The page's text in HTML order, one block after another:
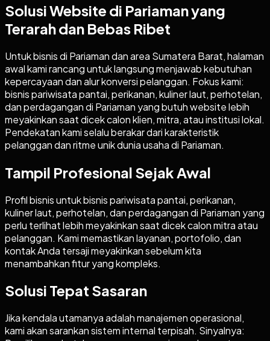
Solusi Website di Pariaman yang
Terarah dan Bebas Ribet
Untuk bisnis di Pariaman dan area Sumatera Barat, halaman
awal kami rancang untuk langsung menjawab kebutuhan
kepercayaan dan alur konversi pelanggan. Fokus kami:
bisnis pariwisata pantai, perikanan, kuliner laut, perhotelan,
dan perdagangan di Pariaman yang butuh website lebih
meyakinkan saat dicek calon klien, mitra, atau institusi lokal.
Pendekatan kami selalu berakar dari karakteristik
pelanggan dan ritme unik dunia usaha di Pariaman.
Tampil Profesional Sejak Awal
Profil bisnis untuk bisnis pariwisata pantai, perikanan,
kuliner laut, perhotelan, dan perdagangan di Pariaman yang
perlu terlihat lebih meyakinkan saat dicek calon mitra atau
pelanggan. Kami memastikan layanan, portofolio, dan
kontak Anda tersaji meyakinkan sebelum kita
menambahkan fitur yang kompleks.
Solusi Tepat Sasaran
Jika kendala utamanya adalah manajemen operasional,
kami akan sarankan sistem internal terpisah. Sinyalnya: